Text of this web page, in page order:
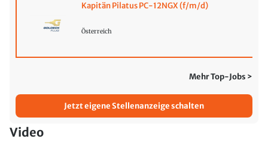
Kapitän Pilatus PC-12NGX (f/m/d)
Österreich
Mehr Top-Jobs >
Jetzt eigene Stellenanzeige schalten
Video